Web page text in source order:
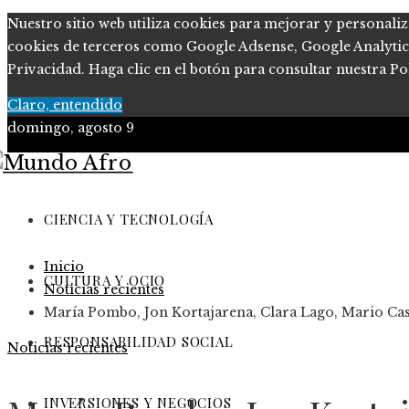
Nuestro sitio web utiliza cookies para mejorar y
cookies de terceros como Google Adsense, Google
Privacidad. Haga clic en el botón para consultar nuestra
Claro, entendido
domingo, agosto 9
Ciencia y tecnología
Inversiones y negocios
CIENCIA Y TECNOLOGÍA
CULTURA Y OCIO
RESPONSABILIDAD SOCIAL
INVERSIONES Y NEGOCIOS
Inicio
Noticias recientes
María Pombo, Jon Kortajarena, Clara Lago, Mario
Noticias recientes